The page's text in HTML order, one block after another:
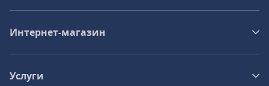
Интернет-магазин
Услуги